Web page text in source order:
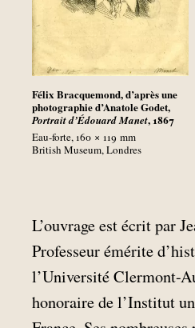
Félix Bracquemond, d’après une
photographie d’Anatole Godet,
Portrait d’Édouard Manet, 1867
Eau-forte, 160 × 119 mm
British Museum, Londres
L’ouvrage est écrit par
Professeur émérite
l’Université Clermont-
honoraire de l’Institut